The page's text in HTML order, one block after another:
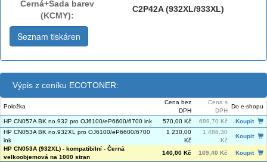
Černá+Sada barev
(KCMY):
C2P42A (932XL/933XL)
Seznam tiskáren
Výpis z ceníku ECOTONER:
Položka
Cena bez
DPH
Cena s
DPH
Do e-shopu
HP CN057A BK no.932 pro OJ6100/eP6600/6700 ink 570,00 Kč 689,70 Kč
Koupit
HP CN053A BK no.932XL pro OJ6100/eP6600/6700
ink
1 230,00
Kč
1 488,30
Kč
Koupit
HP CN053A (932XL) - kompatibilní - Černá
velkoobjemová na 1000 stran
140,00 Kč 169,40 Kč
Koupit